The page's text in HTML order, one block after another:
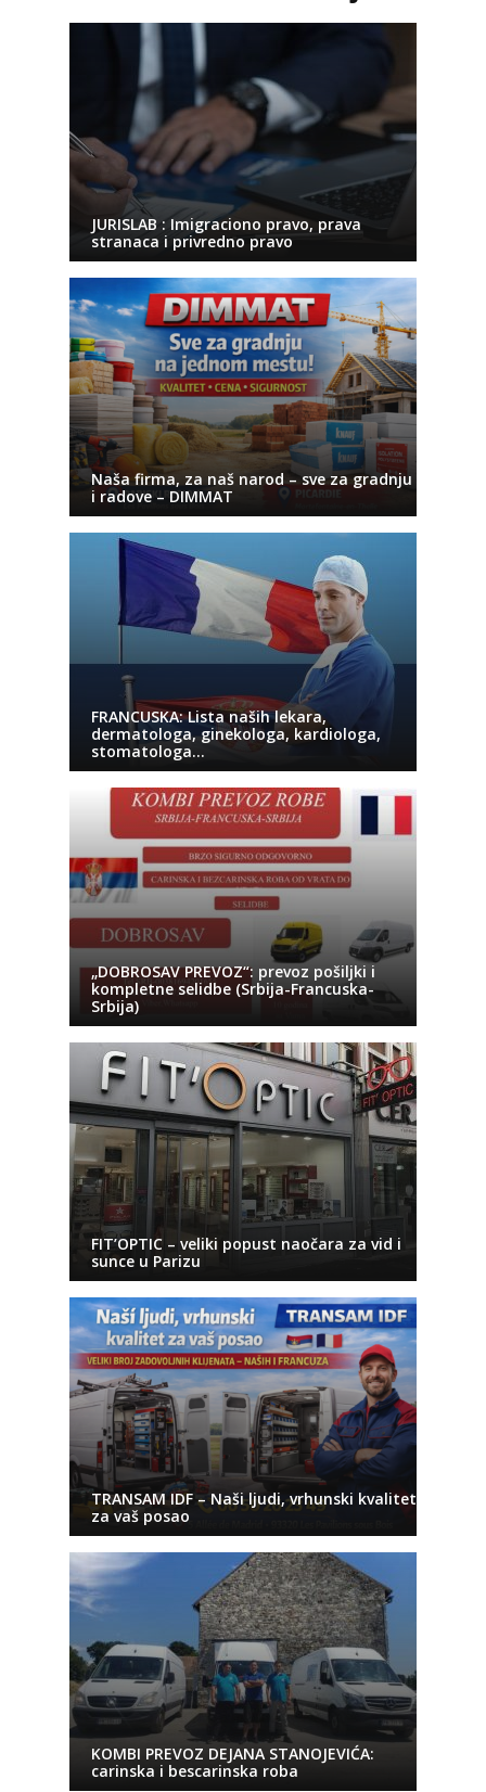
JURISLAB : Imigraciono pravo, prava
stranaca i privredno pravo
Naša firma, za naš narod – sve za gradnju
i radove – DIMMAT
FRANCUSKA: Lista naših lekara,
dermatologa, ginekologa, kardiologa,
stomatologa…
„DOBROSAV PREVOZ“: prevoz pošiljki i
kompletne selidbe (Srbija-Francuska-
Srbija)
FIT’OPTIC – veliki popust naočara za vid i
sunce u Parizu
TRANSAM IDF – Naši ljudi, vrhunski kvalitet
za vaš posao
KOMBI PREVOZ DEJANA STANOJEVIĆA:
carinska i bescarinska roba